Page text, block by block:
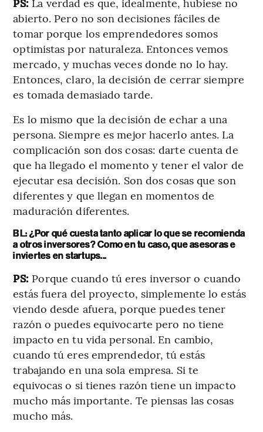
abierto. Pero no son decisiones fáciles de
tomar porque los emprendedores somos
optimistas por naturaleza. Entonces vemos
mercado, y muchas veces donde no lo hay.
Entonces, claro, la decisión de cerrar siempre
es tomada demasiado tarde.
Es lo mismo que la decisión de echar a una
persona. Siempre es mejor hacerlo antes. La
complicación son dos cosas: darte cuenta de
que ha llegado el momento y tener el valor de
ejecutar esa decisión. Son dos cosas que son
diferentes y que llegan en momentos de
maduración diferentes.
BL: ¿Por qué cuesta tanto aplicar lo que se recomienda
a otros inversores? Como en tu caso, que asesoras e
inviertes en startups...
PS: Porque cuando tú eres inversor o cuando
estás fuera del proyecto, simplemente lo estás
viendo desde afuera, porque puedes tener
razón o puedes equivocarte pero no tiene
impacto en tu vida personal. En cambio,
cuando tú eres emprendedor, tú estás
trabajando en una sola empresa. Si te
equivocas o si tienes razón tiene un impacto
mucho más importante. Te piensas las cosas
mucho más.